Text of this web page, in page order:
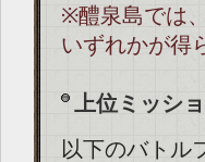
※醴泉島では
いずれかが得
上位ミッシ
以下のバトル